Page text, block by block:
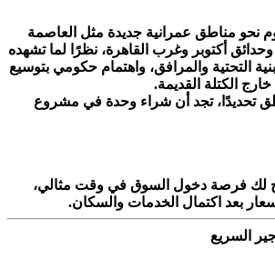
نحو مناطق عمرانية جديدة مثل العاصمة
وحدائق أكتوبر وغرب القاهرة، نظرًا لما تشهده
التحتية والمرافق، واهتمام حكومي بتوسيع
الكتلة القديمة.
تحديدًا، تجد أن شراء وحدة في مشروع
لك فرصة دخول السوق في وقت مثالي،
بعد اكتمال الخدمات والسكان.
السريع